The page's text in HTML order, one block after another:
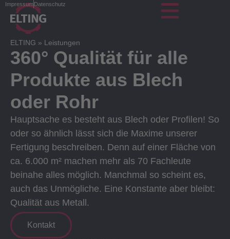
ImpressumDatenschutz
ELTING » Leistungen
360° Qualität für alle
Produkte aus Blech
oder Rohr
Hauptsache es besteht aus Blech oder Profilen! So
oder so ähnlich lässt sich die Maxime unserer
Fertigung beschreiben. Denn auf einer Fläche von
ca. 6.000 m² machen mehr als 70 Fachleute
beinahe alles möglich. Manchmal so scheint es,
auch das Unmögliche. Eine Konstante aber bleibt:
Qualität aus Metall.
Kontakt